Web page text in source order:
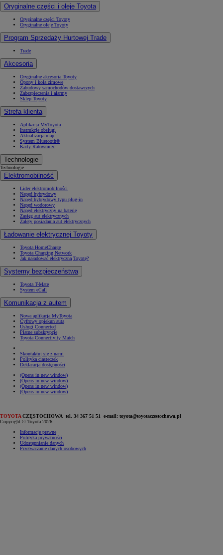
Oryginalne części i oleje Toyota
Oryginalne części Toyoty
Oryginalne oleje Toyoty
Program Sprzedaży Hurtowej Trade
Trade
Akcesoria
Oryginalne akcesoria Toyoty
Opony i koła zimowe
Zabudowy samochodów dostawczych
Zabezpieczenia i alarmy
Sklep Toyoty
Strefa klienta
Aplikacja MyToyota
Instrukcje obsługi
Aktualizacja map
System Bluetooth®
Karty Ratownicze
Technologie
Technologie
Elektromobilność
Lider elektromobilności
Napęd hybrydowy
Napęd hybrydowy typu plug-in
Napęd wodorowy
Napęd elektryczny na baterię
Zasięg aut elektrycznych
Zalety posiadania aut elektrycznych
Ładowanie elektrycznej Toyoty
Toyota HomeCharge
Toyota Charging Network
Jak naładować elektryczną Toyotę?
Systemy bezpieczeństwa
Toyota T-Mate
System eCall
Komunikacja z autem
Nowa aplikacja MyToyota
Cyfrowy opiekun auta
Usługi Connected
Płatne subskrypcje
Toyota Connectivity Match
Skontaktuj się z nami
Polityka ciasteczek
Deklaracja dostępności
(Opens in new window)
(Opens in new window)
(Opens in new window)
(Opens in new window)
TOYOTACZĘSTOCHOWA tel. 34 367 51 51 e-mail: toyota@toyotaczestochowa.pl
Copyright © Toyota 2026
Informacje prawne
Polityka prywatności
Udostępnianie danych
Przetwarzanie danych osobowych